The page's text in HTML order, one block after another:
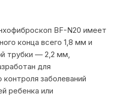
BF-N20 имеет
конца всего 1,8 мм и
трубки — 2,2 мм,
для
контроля заболеваний
ребенка или